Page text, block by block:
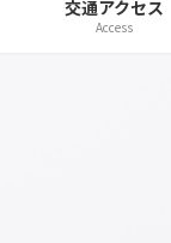
交通アクセス
Access